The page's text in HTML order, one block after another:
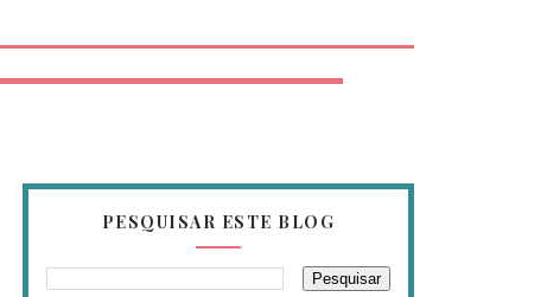
PESQUISAR ESTE BLOG